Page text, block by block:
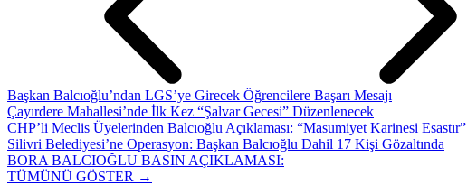
Başkan Balcıoğlu’ndan LGS’ye Girecek Öğrencilere Başarı Mesajı
Çayırdere Mahallesi’nde İlk Kez “Şalvar Gecesi” Düzenlenecek
CHP’li Meclis Üyelerinden Balcıoğlu Açıklaması: “Masumiyet Karinesi Esastır”
Silivri Belediyesi’ne Operasyon: Başkan Balcıoğlu Dahil 17 Kişi Gözaltında
BORA BALCIOĞLU BASIN AÇIKLAMASI:
TÜMÜNÜ GÖSTER →